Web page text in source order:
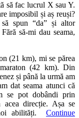
să fac lucrul X sau Y.
imposibil și aș reuși?
spun “da” și altor
să-mi dau seama,
(21 km), mi se părea
(42 km). Din
și până la urmă am
dat seama atunci că
se pot dobândi prin
acea direcție. Așa se
abilități. Continue